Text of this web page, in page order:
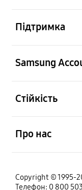
Підтримка
Samsung
Стійкість
Про нас
Copyright © 1995-
Телефон: 0 800